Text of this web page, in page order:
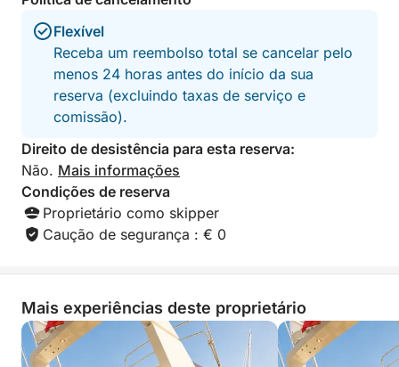
✅ Aperitivo premium de Salento
✅ Almoço de frutos do mar à sua escolha:
- Risoto de frutos do mar com limão e gengibre
- Paccheri de frutos do mar
- Massa tubettini com ragu de polvo
- Espaguete com mexilhões ou amêijoas
✅ Refrigerantes e água
✅ Equipamento de snorkeling
✅ Música via Bluetooth a bordo
✅ Seguro para passageiros
Flexível
Receba um reembolso total se cancelar pelo
menos 24 horas antes do início da sua
reserva (excluindo taxas de serviço e
comissão).
Direito de desistência para esta reserva:
Não. Mais informações
Condições de reserva
Proprietário como skipper
Caução de segurança : € 0
Mais experiências deste proprietário